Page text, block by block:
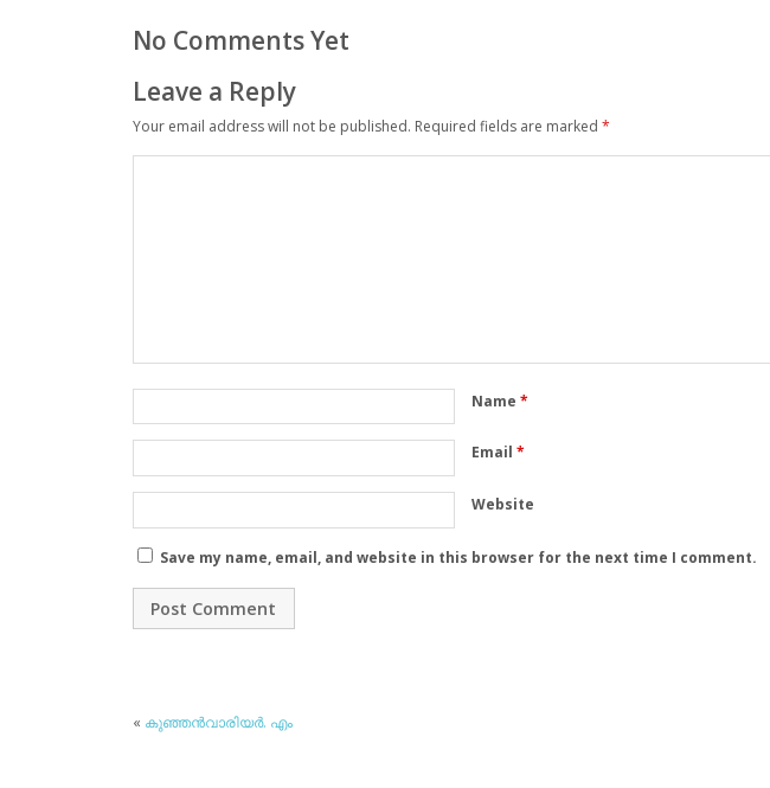
No Comments Yet
Leave a Reply
Your email address will not be published. Required fields are marked *
Name *
Email *
Website
Save my name, email, and website in this browser for the next time I comment.
« കുഞ്ഞന്‍വാരിയര്‍. എം